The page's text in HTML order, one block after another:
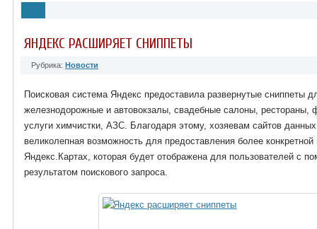
ЯНДЕКС РАСШИРЯЕТ СНИППЕТЫ
Рубрика: Новости
Поисковая система Яндекс предоставила развернутые сниппеты
железнодорожные и автовокзалы, свадебные салоны,
услуги химчистки, АЗС. Благодаря этому, хозяевам сайтов
великолепная возможность для предоставления более
Яндекс.Картах, которая будет отображена для пользователей с
результатом поискового запроса.